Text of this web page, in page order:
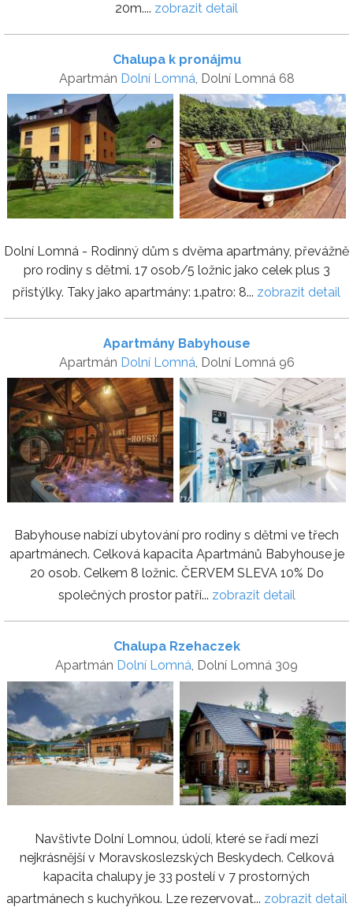
20m.... zobrazit detail
Chalupa k pronájmu
Apartmán Dolní Lomná, Dolní Lomná 68
Dolní Lomná - Rodinný dům s dvěma apartmány, převážně
pro rodiny s dětmi. 17 osob/5 ložnic jako celek plus 3
přistýlky. Taky jako apartmány: 1.patro: 8... zobrazit detail
Apartmány Babyhouse
Apartmán Dolní Lomná, Dolní Lomná 96
Babyhouse nabízí ubytování pro rodiny s dětmi ve třech
apartmánech. Celková kapacita Apartmánů Babyhouse je
20 osob. Celkem 8 ložnic. ČERVEM SLEVA 10% Do
společných prostor patří... zobrazit detail
Chalupa Rzehaczek
Apartmán Dolní Lomná, Dolní Lomná 309
Navštivte Dolní Lomnou, údolí, které se řadí mezi
nejkrásnější v Moravskoslezských Beskydech. Celková
kapacita chalupy je 33 postelí v 7 prostorných
apartmánech s kuchyňkou. Lze rezervovat... zobrazit detail